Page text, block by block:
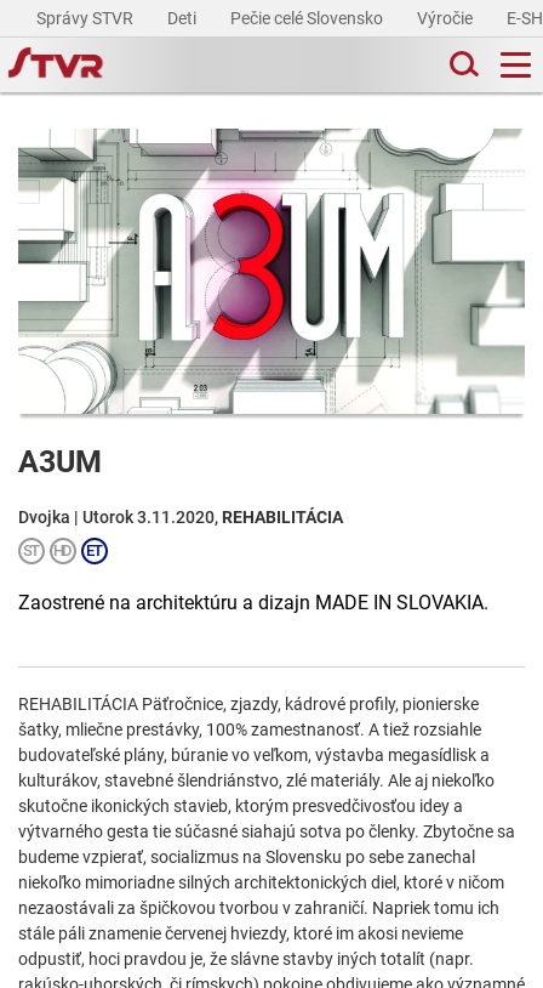
Správy STVR Deti Pečie celé Slovensko Výročie E-
A3UM
Dvojka | Utorok 3.11.2020, REHABILITÁCIA
Zaostrené na architektúru a dizajn MADE IN SLOVAKIA.
REHABILITÁCIA Päťročnice, zjazdy, kádrové profily, pionierske
šatky, mliečne prestávky, 100% zamestnanosť. A tiež rozsiahle
budovateľské plány, búranie vo veľkom, výstavba megasídlisk a
kulturákov, stavebné šlendriánstvo, zlé materiály. Ale aj niekoľko
skutočne ikonických stavieb, ktorým presvedčivosťou idey a
výtvarného gesta tie súčasné siahajú sotva po členky. Zbytočne sa
budeme vzpierať, socializmus na Slovensku po sebe zanechal
niekoľko mimoriadne silných architektonických diel, ktoré v ničom
nezaostávali za špičkovou tvorbou v zahraničí. Napriek tomu ich
stále páli znamenie červenej hviezdy, ktoré im akosi nevieme
odpustiť, hoci pravdou je, že slávne stavby iných totalít (napr.